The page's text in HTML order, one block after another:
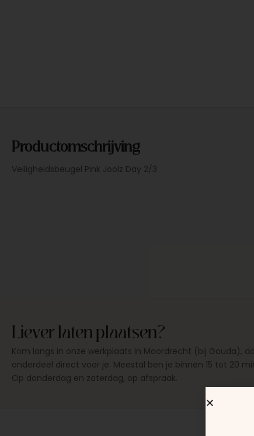
Productomschrijving
Veiligheidsbeugel Pink Joolz Day 2/3
Liever laten plaatsen?
Kom langs in onze werkplaats in Moordrecht (bij Gouda),
onderdeel direct voor je. Meestal ben je binnen 15 tot 20
Op donderdag en zaterdag, op afspraak.